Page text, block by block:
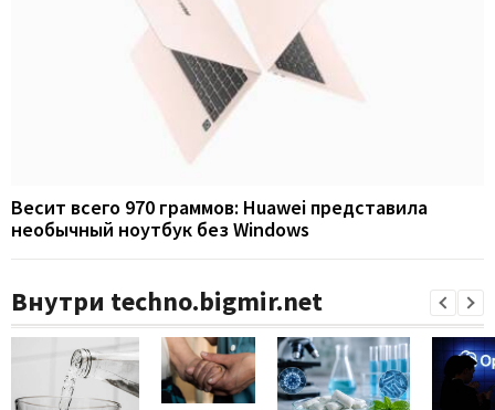
Весит всего 970 граммов: Huawei представила
необычный ноутбук без Windows
Внутри techno.bigmir.net